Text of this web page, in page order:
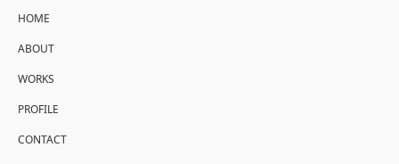
HOME
ABOUT
WORKS
PROFILE
CONTACT